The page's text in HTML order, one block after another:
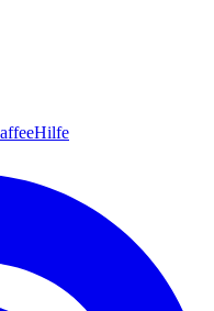
Hilfe